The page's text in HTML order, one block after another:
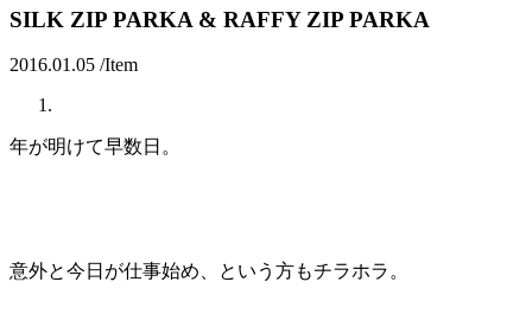
SILK ZIP PARKA & RAFFY ZIP PARKA
2016.01.05 /Item
年が明けて早数日。
意外と今日が仕事始め、という方もチラホラ。